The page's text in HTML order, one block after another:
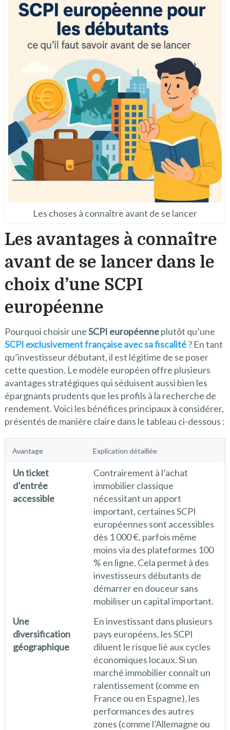
Les choses à connaître avant de se lancer
Les avantages à connaître
avant de se lancer dans le
choix d’une SCPI
européenne
Pourquoi choisir uneSCPI européenneplutôt qu’une
SCPI exclusivement française avec sa fiscalité? En tant
qu’investisseur débutant, il est légitime de se poser
cette question. Le modèle européen offre plusieurs
avantages stratégiques qui séduisent aussi bien les
épargnants prudents que les profils à la recherche de
rendement. Voici les bénéfices principaux à considérer,
présentés de manière claire dans le tableau ci-dessous :
Avantage Explication détaillée
Un ticket
d’entrée
accessible
Contrairement à l’achat
immobilier classique
nécessitant un apport
important, certaines SCPI
européennes sont accessibles
dès 1 000 €, parfois même
moins via des plateformes 100
% en ligne. Cela permet à des
investisseurs débutants de
démarrer en douceur sans
mobiliser un capital important.
Une
diversification
géographique
En investissant dans plusieurs
pays européens, les SCPI
diluent le risque lié aux cycles
économiques locaux. Si un
marché immobilier connaît un
ralentissement (comme en
France ou en Espagne), les
performances des autres
zones (comme l’Allemagne ou